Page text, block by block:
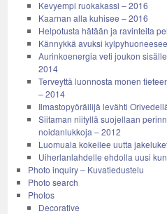
Kevyempi ruokakassi – 2016
Kaarnan alla kuhisee – 2016
Helpotusta hätään ja ravinteita
Kännykkä avuksi
Aurinkoenergia veti joukon
2014
Terveyttä luonnosta monen
– 2014
Ilmastopyöräilijä levähti
Siitaman niityllä suojellaan
noidanlukkoja – 2012
Luomuala kokeilee uutta
Uiherlanlahdelle ehdolla uusi
Photo inquiry – Kuvatiedustelu
Photo search
Photos
Decorative